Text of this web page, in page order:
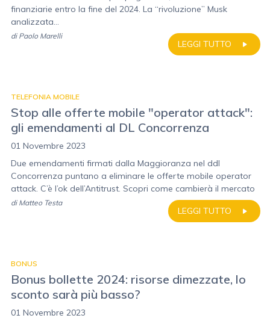
finanziarie entro la fine del 2024. La “rivoluzione” Musk
analizzata...
LEGGI TUTTO
di Paolo Marelli
TELEFONIA MOBILE
Stop alle offerte mobile "operator attack":
gli emendamenti al DL Concorrenza
01 Novembre 2023
Due emendamenti firmati dalla Maggioranza nel ddl
Concorrenza puntano a eliminare le offerte mobile operator
attack. C’è l’ok dell’Antitrust. Scopri come cambierà il mercato
LEGGI TUTTO
di Matteo Testa
BONUS
Bonus bollette 2024: risorse dimezzate, lo
sconto sarà più basso?
01 Novembre 2023